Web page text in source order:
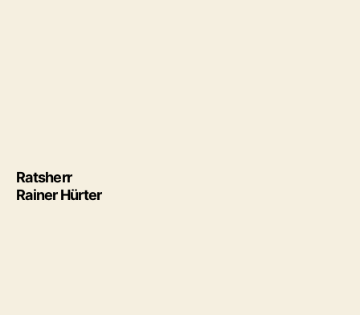
Ratsherr
Rainer Hürter